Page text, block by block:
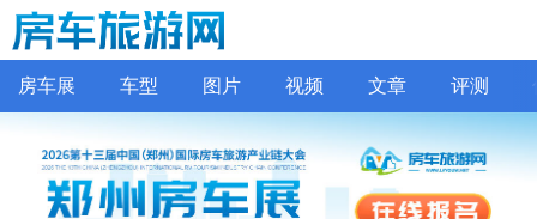
房车展 车型 图片 视频 文章 评测